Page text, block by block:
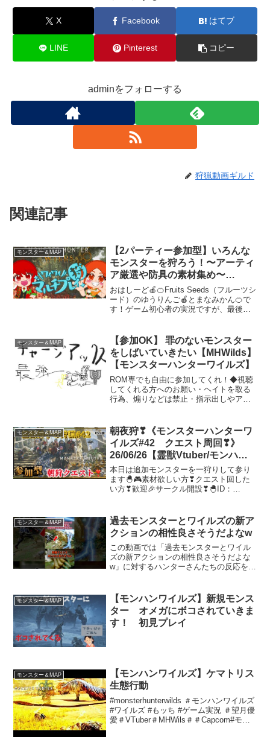
X Facebook はてブ
LINE Pinterest コピー
adminをフォローする
狩猟動画ギルド
関連記事
モンスター＆MAP
【2パーティー参加型】いろんな
モンスターを狩ろう！〜アーティ
ア厳選や防具の素材集め〜
Part263 2026/06/03【モンスター
ハンターワイルズ】
おはしーど🍎🍊Fruits Seeds（フルーツシ
ード）のゆうりんご🍎とまなみかん🍊で
す！ゲーム初心者の実況ですが、最後ま
のピアノ演奏モンスターハンターワイル
ズド...
モンスター＆MAP
【参加OK】 罪のないモンスター
をしばいていきたい【MHWilds】
【モンスターハンターワイルズ】
ROM専でも自由に参加してくれ！◆視聴
してくれる方へのお願い・ヘイトを取る
行為、煽りなどは禁止・指示出しやアド
んの名前を出さない・視聴者同士の会話
は長引かないよ...
モンスター＆MAP
朝夜狩❣《モンスターハンターワ
イルズ#42 クエスト周回❣》
26/06/26【霊獣Vtuber/モンハン
ワイルズ/視聴者参加型/ネタバレ
あり/PS5】
本日は追加モンスターを一狩りして参り
ます🐣🎮素材欲しい方❣クエスト回した
い方❣歓迎🎉サークル開設❣🐣ID：
⚠️》・⚠️コメントにて『参加希望、ハン
ターネーム...
モンスター＆MAP
過去モンスターとワイルズの新ア
クションの相性良さそうだよなw
この動画では「過去モンスターとワイル
ズの新アクションの相性良さそうだよな
w」に対するハンターさんたちの反応を取
崎雌雄,青山龍星引用：モンスターハンタ
ーワイル...
モンスター＆MAP
【モンハンワイルズ】新規モンス
ター オメガにボコされていきま
す！ 初見プレイ
モンスター＆MAP
【モンハンワイルズ】ケマトリス
生態行動
#monsterhunterwilds ＃モンハンワイルズ
#ワイルズ #もッち #ゲーム実況 ＃望月優
愛＃VTuber＃MHWils＃＃Capcom#モン